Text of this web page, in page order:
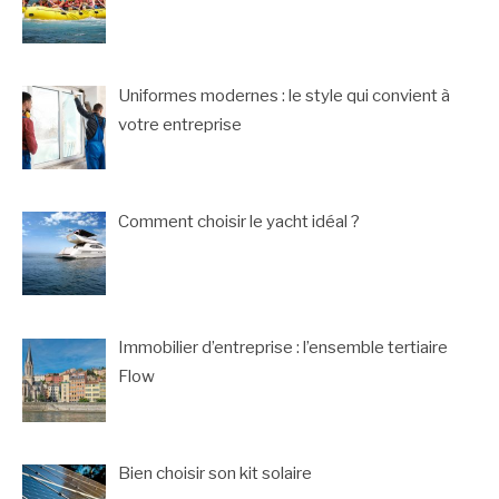
Uniformes modernes : le style qui convient à
votre entreprise
Comment choisir le yacht idéal ?
Immobilier d’entreprise : l’ensemble tertiaire
Flow
Bien choisir son kit solaire